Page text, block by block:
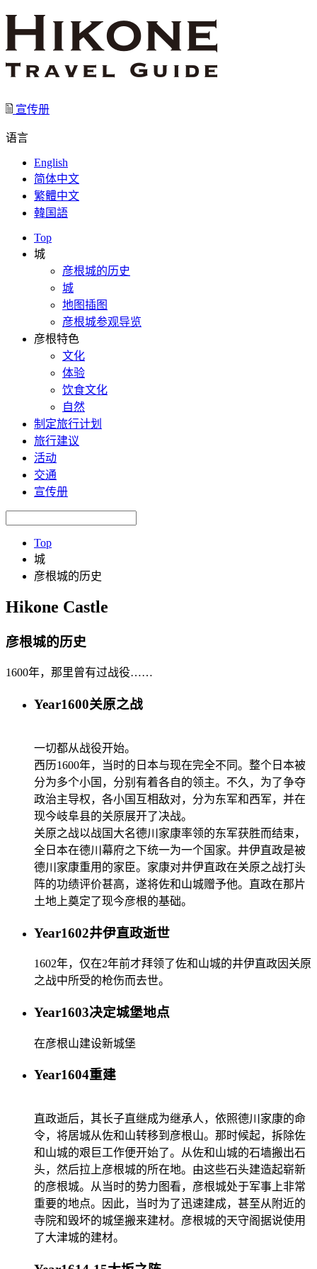
宣传册
语言
English
简体中文
繁體中文
韓国語
Top
城
彦根城的历史
城
地图插图
彦根城参观导览
彦根特色
文化
体验
饮食文化
自然
制定旅行计划
旅行建议
活动
交通
宣传册
Top
城
彦根城的历史
Hikone Castle
彦根城的历史
1600年，那里曾有过战役……
Year1600关原之战
一切都从战役开始。
西历1600年，当时的日本与现在完全不同。整个日本被
分为多个小国，分别有着各自的领主。不久，为了争夺
政治主导权，各小国互相敌对，分为东军和西军，并在
现今岐阜县的关原展开了决战。
关原之战以战国大名德川家康率领的东军获胜而结束，
全日本在德川幕府之下统一为一个国家。井伊直政是被
德川家康重用的家臣。家康对井伊直政在关原之战打头
阵的功绩评价甚高，遂将佐和山城赠予他。直政在那片
土地上奠定了现今彦根的基础。
Year1602井伊直政逝世
1602年，仅在2年前才拜领了佐和山城的井伊直政因关原
之战中所受的枪伤而去世。
Year1603决定城堡地点
在彦根山建设新城堡
Year1604重建
直政逝后，其长子直继成为继承人，依照德川家康的命
令，将居城从佐和山转移到彦根山。那时候起，拆除佐
和山城的艰巨工作便开始了。从佐和山城的石墙搬出石
头，然后拉上彦根城的所在地。由这些石头建造起崭新
的彦根城。从当时的势力图看，彦根城处于军事上非常
重要的地点。因此，当时为了迅速建成，甚至从附近的
寺院和毁坏的城堡搬来建材。彦根城的天守阁据说使用
了大津城的建材。